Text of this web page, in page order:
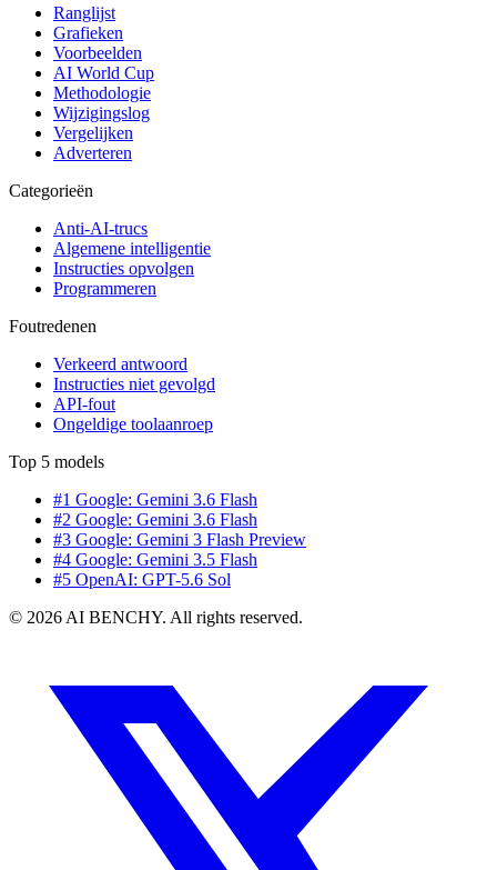
Ranglijst
Grafieken
Voorbeelden
AI World Cup
Methodologie
Wijzigingslog
Vergelijken
Adverteren
Categorieën
Anti-AI-trucs
Algemene intelligentie
Instructies opvolgen
Programmeren
Foutredenen
Verkeerd antwoord
Instructies niet gevolgd
API-fout
Ongeldige toolaanroep
Top 5 models
#1 Google: Gemini 3.6 Flash
#2 Google: Gemini 3.6 Flash
#3 Google: Gemini 3 Flash Preview
#4 Google: Gemini 3.5 Flash
#5 OpenAI: GPT-5.6 Sol
© 2026 AI BENCHY. All rights reserved.